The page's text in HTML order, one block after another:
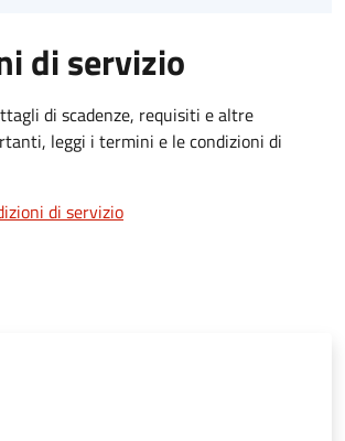
di servizio
di scadenze, requisiti e altre
leggi i termini e le condizioni di
di servizio